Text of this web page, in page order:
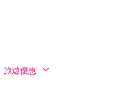
旅遊優惠